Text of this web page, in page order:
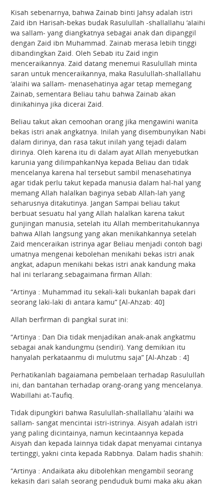
Kisah sebenarnya, bahwa Zainab binti Jahsy adalah istri
Zaid ibn Harisah-bekas budak Rasulullah -shallallahu ‘alaihi
wa sallam- yang diangkatnya sebagai anak dan dipanggil
dengan Zaid ibn Muhammad. Zainab merasa lebih tinggi
dibandingkan Zaid. Oleh Sebab itu Zaid ingin
menceraikannya. Zaid datang menemui Rasulullah minta
saran untuk menceraikannya, maka Rasulullah-shallallahu
‘alaihi wa sallam- menasehatinya agar tetap memegang
Zainab, sementara Beliau tahu bahwa Zainab akan
dinikahinya jika dicerai Zaid.
Beliau takut akan cemoohan orang jika mengawini wanita
bekas istri anak angkatnya. Inilah yang disembunyikan Nabi
dalam dirinya, dan rasa takut inilah yang tejadi dalam
dirinya. Oleh karena itu di dalam ayat Allah menyebutkan
karunia yang dilimpahkanNya kepada Beliau dan tidak
mencelanya karena hal tersebut sambil menasehatinya
agar tidak perlu takut kepada manusia dalam hal-hal yang
memang Allah halalkan baginya sebab Allah-lah yang
seharusnya ditakutinya. Jangan Sampai beliau takut
berbuat sesuatu hal yang Allah halalkan karena takut
gunjingan manusia, setelah itu Allah memberitahukannya
bahwa Allah langsung yang akan menikahkannya setelah
Zaid menceraikan istrinya agar Beliau menjadi contoh bagi
umatnya mengenai kebolehan menikahi bekas istri anak
angkat, adapun menikahi bekas istri anak kandung maka
hal ini terlarang.sebagaimana firman Allah:
“Artinya : Muhammad itu sekali-kali bukanlah bapak dari
seorang laki-laki di antara kamu” [Al-Ahzab: 40]
Allah berfirman di pangkal surat ini:
“Artinya : Dan Dia tidak menjadikan anak-anak angkatmu
sebagai anak kandungmu (sendiri). Yang demikian itu
hanyalah perkataanmu di mulutmu saja” [Al-Ahzab : 4]
Perhatikanlah bagaiamana pembelaan terhadap Rasulullah
ini, dan bantahan terhadap orang-orang yang mencelanya.
Wabillahi at-Taufiq.
Tidak dipungkiri bahwa Rasulullah-shallallahu ‘alaihi wa
sallam- sangat mencintai istri-istrinya. Aisyah adalah istri
yang paling dicintainya, namun kecintaannya kepada
Aisyah dan kepada lainnya tidak dapat menyamai cintanya
tertinggi, yakni cinta kepada Rabbnya. Dalam hadis shahih:
“Artinya : Andaikata aku dibolehkan mengambil seorang
kekasih dari salah seorang penduduk bumi maka aku akan